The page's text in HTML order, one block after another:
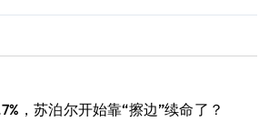
，苏泊尔开始靠“擦边”续命了？